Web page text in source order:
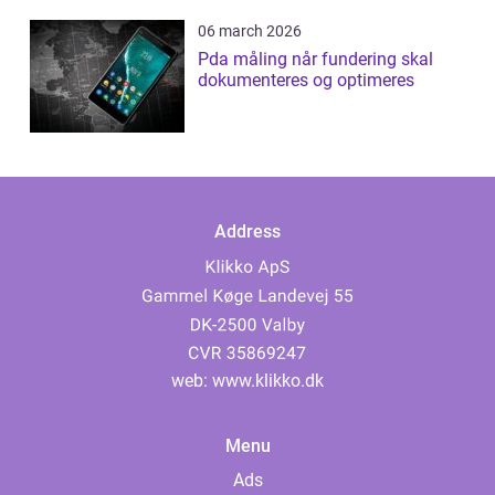
06 march 2026
Pda måling når fundering skal
dokumenteres og optimeres
Address
web: www.klikko.dk
Menu
Ads